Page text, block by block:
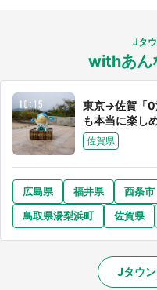
Jタ
withあん
東京→佐賀「
も本当に楽し
佐賀県
広島県 福井県 西条市
鳥取県湯梨浜町
佐賀県
Jタウ